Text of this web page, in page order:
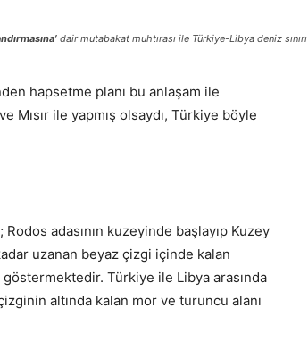
dair mutabakat muhtırası ile Türkiye-Libya deniz sınırı
hapsetme planı bu anlaşam ile
Mısır ile yapmış olsaydı, Türkiye böyle
adasının kuzeyinde başlayıp Kuzey
uzanan beyaz çizgi içinde kalan
göstermektedir. Türkiye ile Libya arasında
altında kalan mor ve turuncu alanı